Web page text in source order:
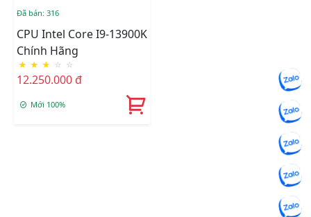
Đã bán: 316
CPU Intel Core I9-13900K
Chính Hãng
★ ★ ★ ☆ ☆
12.250.000 đ
Mới 100%